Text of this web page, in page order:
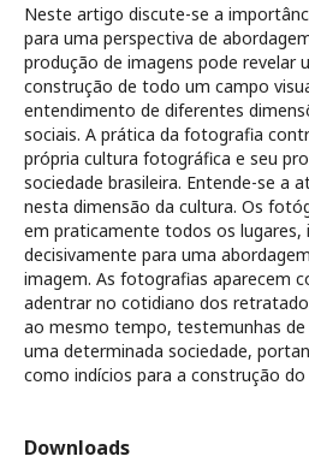
Neste artigo discute-se a
para uma perspectiva de
produção de imagens pode revelar
construção de todo um campo
entendimento de diferentes
sociais. A prática da fotografia
própria cultura fotográfica e seu
sociedade brasileira. Entende-se a
nesta dimensão da cultura. Os
em praticamente todos os lugares,
decisivamente para uma
imagem. As fotografias aparecem
adentrar no cotidiano dos
ao mesmo tempo, testemunhas
uma determinada sociedade,
como indícios para a construção
Downloads